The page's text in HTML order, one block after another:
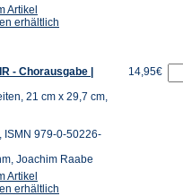
Artikel
erhältlich
- Chorausgabe |
21 cm x 29,7 cm,
ISMN 979-0-50226-
Joachim Raabe
Artikel
erhältlich
14,95€